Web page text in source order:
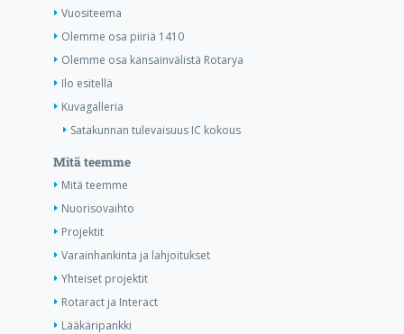
Vuositeema
Olemme osa piiriä 1410
Olemme osa kansainvälistä Rotarya
Ilo esitellä
Kuvagalleria
Satakunnan tulevaisuus IC kokous
Mitä teemme
Mitä teemme
Nuorisovaihto
Projektit
Varainhankinta ja lahjoitukset
Yhteiset projektit
Rotaract ja Interact
Lääkäripankki